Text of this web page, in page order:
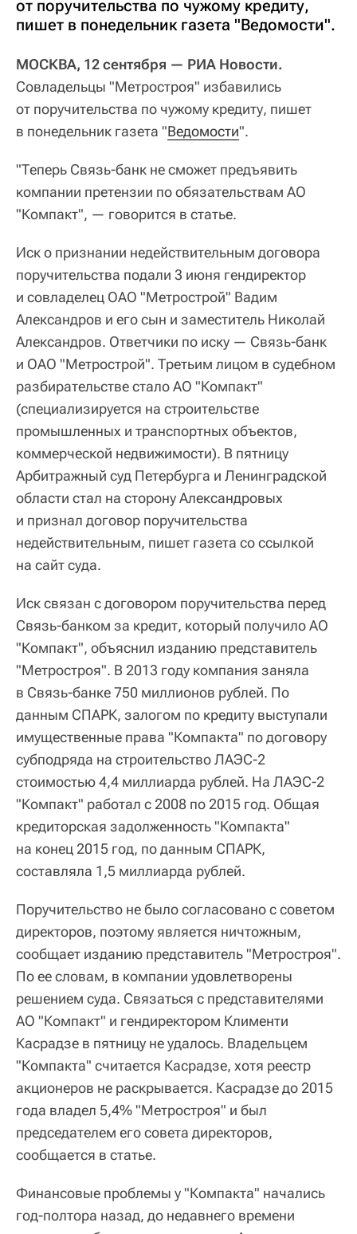
от поручительства по чужому кредиту,
пишет в понедельник газета "Ведомости".
МОСКВА, 12 сентября — РИА Новости.
Совладельцы "Метростроя" избавились
от поручительства по чужому кредиту, пишет
в понедельник газета "Ведомости".
"Теперь Связь-банк не сможет предъявить
компании претензии по обязательствам АО
"Компакт", — говорится в статье.
Иск о признании недействительным договора
поручительства подали 3 июня гендиректор
и совладелец ОАО "Метрострой" Вадим
Александров и его сын и заместитель Николай
Александров. Ответчики по иску — Связь-банк
и ОАО "Метрострой". Третьим лицом в судебном
разбирательстве стало АО "Компакт"
(специализируется на строительстве
промышленных и транспортных объектов,
коммерческой недвижимости). В пятницу
Арбитражный суд Петербурга и Ленинградской
области стал на сторону Александровых
и признал договор поручительства
недействительным, пишет газета со ссылкой
на сайт суда.
Иск связан с договором поручительства перед
Связь-банком за кредит, который получило АО
"Компакт", объяснил изданию представитель
"Метростроя". В 2013 году компания заняла
в Связь-банке 750 миллионов рублей. По
данным СПАРК, залогом по кредиту выступали
имущественные права "Компакта" по договору
субподряда на строительство ЛАЭС-2
стоимостью 4,4 миллиарда рублей. На ЛАЭС-2
"Компакт" работал с 2008 по 2015 год. Общая
кредиторская задолженность "Компакта"
на конец 2015 год, по данным СПАРК,
составляла 1,5 миллиарда рублей.
Поручительство не было согласовано с советом
директоров, поэтому является ничтожным,
сообщает изданию представитель "Метростроя".
По ее словам, в компании удовлетворены
решением суда. Связаться с представителями
АО "Компакт" и гендиректором Клименти
Касрадзе в пятницу не удалось. Владельцем
"Компакта" считается Касрадзе, хотя реестр
акционеров не раскрывается. Касрадзе до 2015
года владел 5,4% "Метростроя" и был
председателем его совета директоров,
сообщается в статье.
Финансовые проблемы у "Компакта" начались
год-полтора назад, до недавнего времени